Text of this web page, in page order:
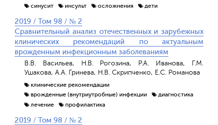
синусит
инсульт осложнения дети
2019 / Том 98 / № 2
Сравнительный анализ отечественных и зарубежных
клинических рекомендаций по актуальным
врожденным инфекционным заболеваниям
В.В. Васильев, Н.В. Рогозина, Р.А. Иванова, Г.М.
Ушакова, А.А. Гринева, Н.В. Скрипченко, Е.С. Романова
клинические рекомендации
врожденные (внутриутробные) инфекции
диагностика
лечение
профилактика
2019 / Том 98 / № 2